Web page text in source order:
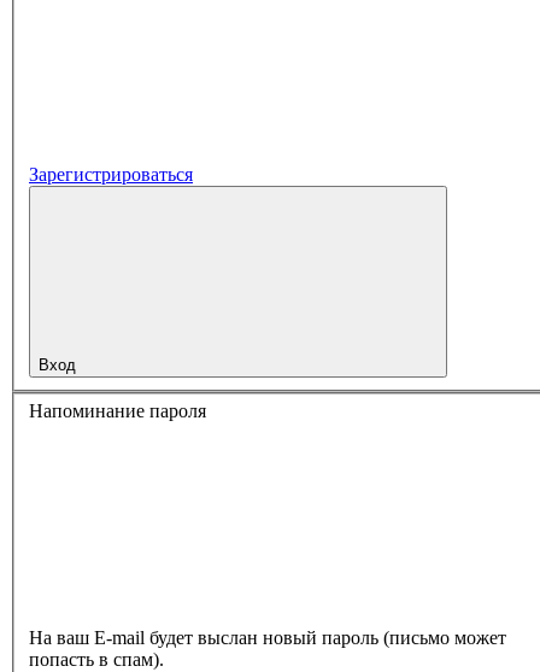
Зарегистрироваться
Вход
Напоминание пароля
На ваш E-mail будет выслан новый пароль (письмо может
попасть в спам).